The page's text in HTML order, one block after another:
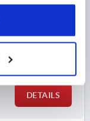
DETAILS